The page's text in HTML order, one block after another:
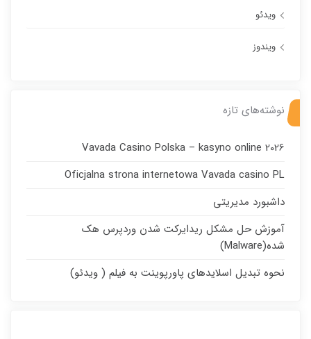
ویدئو
ویندوز
نوشته‌های تازه
Vavada Casino Polska – kasyno online 2026
Oficjalna strona internetowa Vavada casino PL
داشبورد مدیریتی
آموزش حل مشکل ریدایرکت شدن وردپرس هک
شده(Malware)
نحوه تبدیل اسلایدهای پاورپوینت به فیلم ( ویدئو)